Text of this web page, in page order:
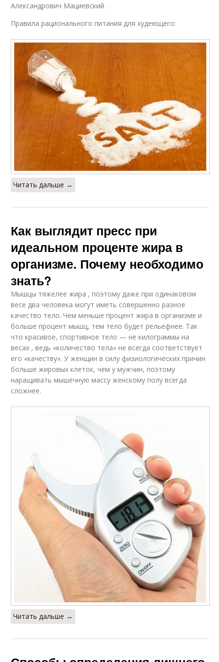
Александрович Мациевский .
Правила рационального питания для худеющего:
Читать дальше →
Как выглядит пресс при
идеальном проценте жира в
организме. Почему необходимо
знать?
Мышцы тяжелее жира , поэтому даже при одинаковом
весе два человека могут иметь совершенно разное
качество тело. Чем меньше процент жира в организме и
больше процент мышц, тем тело будет рельефнее. Так
что красивое, спортивное тело — не килограммы на
весах , ведь «количество тела» не всегда соответствует
его «качеству». У женщин в силу физиологических причин
больше жировых клеток, чем у мужчин, поэтому
наращивать мышечную массу женскому полу всегда
сложнее.
Читать дальше →